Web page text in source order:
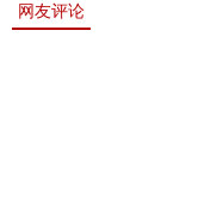
网友评论